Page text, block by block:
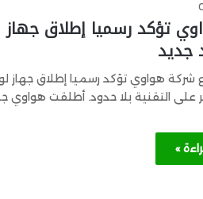
تؤكد رسميا إطلاق جهاز
جديد
شركة هواوي تؤكد رسميا إطلاق جهاز
على التقنية بلا حدود. أطلقت هواوي
»